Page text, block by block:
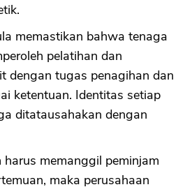
memastikan bahwa tenaga
pelatihan dan
dengan tugas penagihan dan
ketentuan. Identitas setiap
ditatausahakan dengan
memanggil peminjam
maka perusahaan